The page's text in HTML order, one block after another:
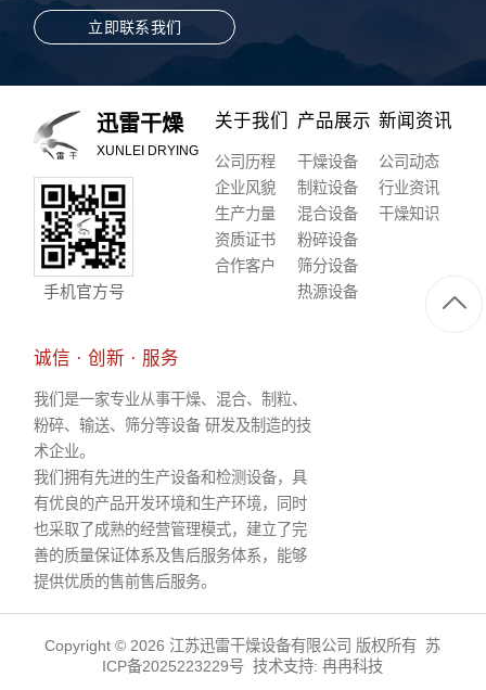
立即联系我们
迅雷干燥
XUNLEI DRYING
手机官方号
关于我们
公司历程
企业风貌
生产力量
资质证书
合作客户
产品展示
干燥设备
制粒设备
混合设备
粉碎设备
筛分设备
热源设备
新闻资讯
公司动态
行业资讯
干燥知识
诚信 · 创新 · 服务
我们是一家专业从事干燥、混合、制粒、
粉碎、输送、筛分等设备 研发及制造的技
术企业。
我们拥有先进的生产设备和检测设备，具
有优良的产品开发环境和生产环境，同时
也采取了成熟的经营管理模式，建立了完
善的质量保证体系及售后服务体系，能够
提供优质的售前售后服务。
Copyright © 2026 江苏迅雷干燥设备有限公司 版权所有 苏
ICP备2025223229号 技术支持:冉冉科技